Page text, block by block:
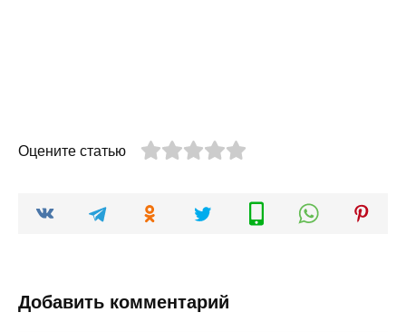
Оцените статью
Добавить комментарий